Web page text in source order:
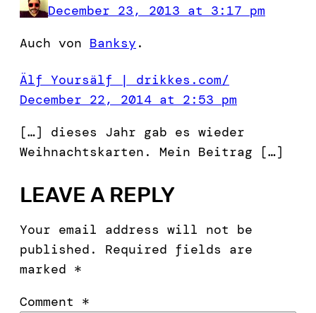
December 23, 2013 at 3:17 pm
Auch von Banksy .
Älf Yoursälf | drikkes.com/
December 22, 2014 at 2:53 pm
[…] dieses Jahr gab es wieder
Weihnachtskarten. Mein Beitrag […]
LEAVE A REPLY
Your email address will not be
published.
Required fields are
marked *
Comment *